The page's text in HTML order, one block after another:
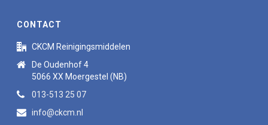
CONTACT
CKCM Reinigingsmiddelen
De Oudenhof 4
5066 XX Moergestel (NB)
013-513 25 07
info@ckcm.nl